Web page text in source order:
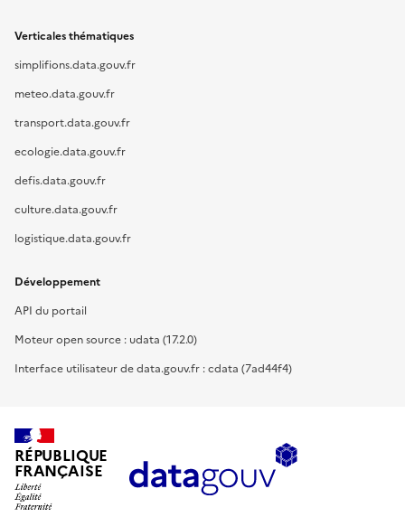
Verticales thématiques
simplifions.data.gouv.fr
meteo.data.gouv.fr
transport.data.gouv.fr
ecologie.data.gouv.fr
defis.data.gouv.fr
culture.data.gouv.fr
logistique.data.gouv.fr
Développement
API du portail
Moteur open source : udata (17.2.0)
Interface utilisateur de data.gouv.fr : cdata (7ad44f4)
RÉPUBLIQUE
FRANÇAISE